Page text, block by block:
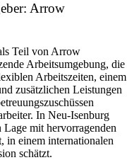
Arrow
Teil von Arrow
Arbeitsumgebung, die
Arbeitszeiten, einem
zusätzlichen Leistungen
In Neu-Isenburg
mit hervorragenden
in einem internationalen
schätzt.